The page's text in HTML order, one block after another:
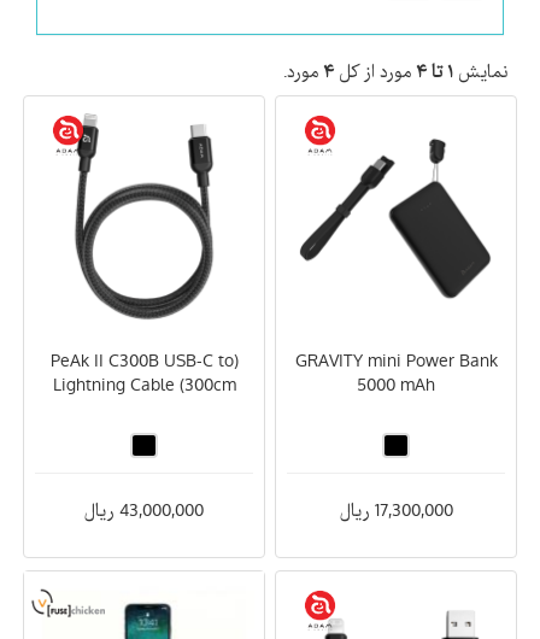
نمایش ۱ تا ۴ مورد از کل ۴ مورد.
GRAVITY mini Power Bank
5000 mAh
17,300,000 ریال
(PeAk II C300B USB-C to
Lightning Cable (300cm
43,000,000 ریال